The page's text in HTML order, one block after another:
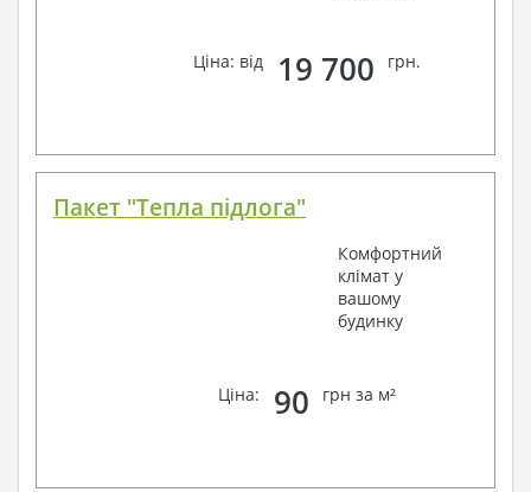
Ціна: від 19 700 грн.
Пакет "Тепла підлога"
Комфортний
клімат у
вашому
будинку
Ціна: 90 грн за м²